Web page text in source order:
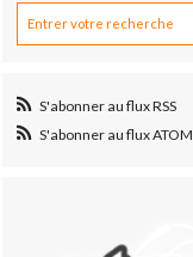
S'abonner au flux RSS
S'abonner au flux ATOM